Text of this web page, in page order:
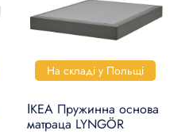
На складі у Польщі
ІКЕА Пружинна основа
матраца LYNGÖR